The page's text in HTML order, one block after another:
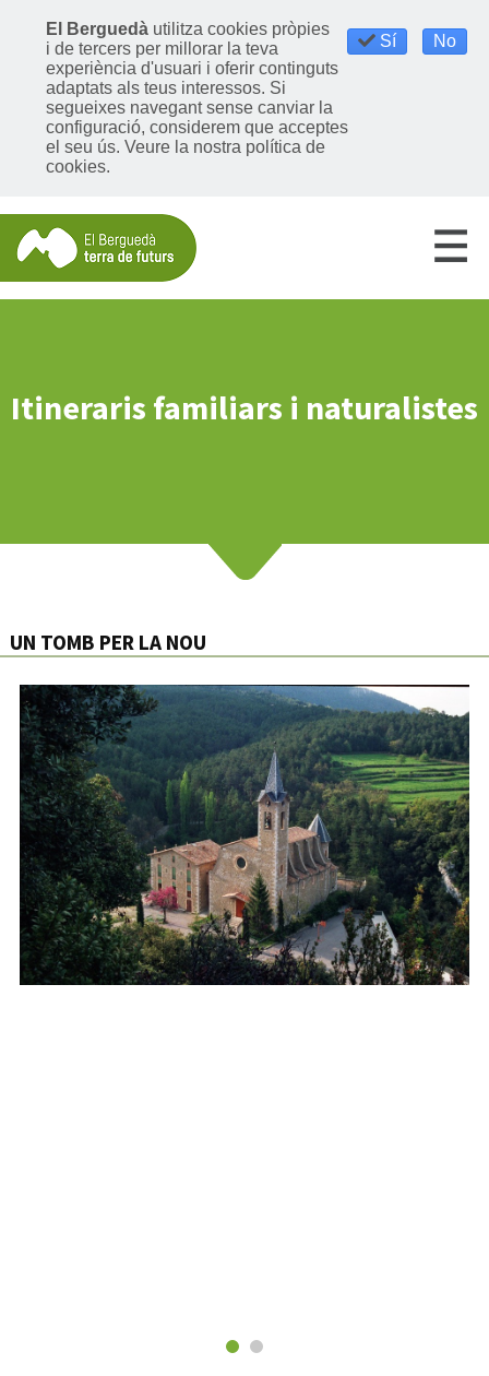
Sí No
El Berguedà utilitza cookies pròpies
i de tercers per millorar la teva
experiència d'usuari i oferir continguts
adaptats als teus interessos. Si
segueixes navegant sense canviar la
configuració, considerem que acceptes
el seu ús. Veure la nostra política de
cookies.
Itineraris familiars i naturalistes
UN TOMB PER LA NOU